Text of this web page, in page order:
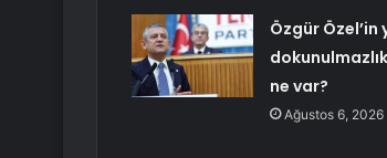
Özgür Özel’in
ne var?
Ağustos 6, 2026